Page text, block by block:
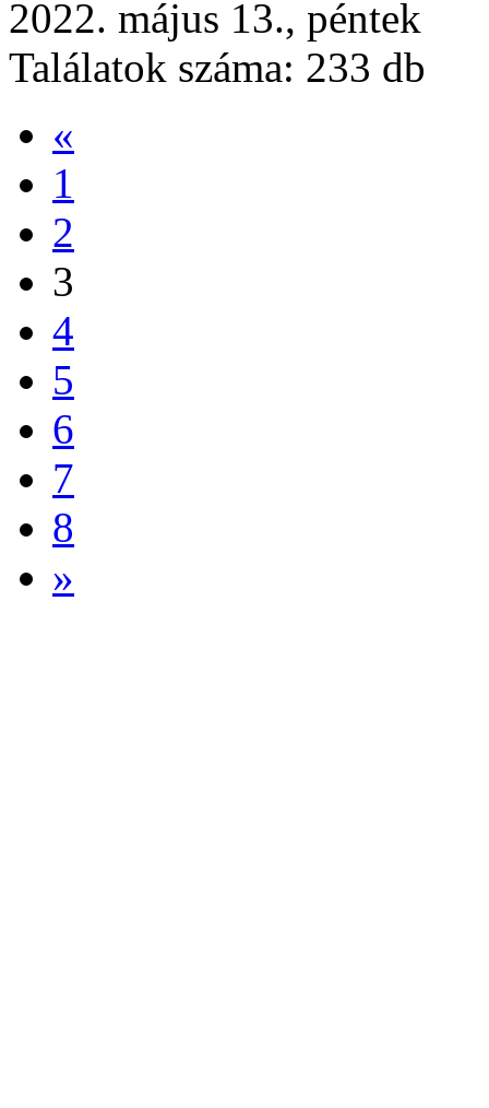
2022. május 13., péntek
Találatok száma: 233 db
«
1
2
3
4
5
6
7
8
»